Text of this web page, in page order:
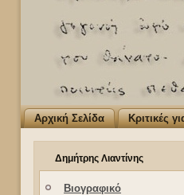
Αρχική Σελίδα Κριτικές
Δημήτρης Λιαντίνης
Βιογραφικό